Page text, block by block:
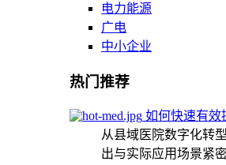
电力能源
广电
中小企业
热门推荐
如何快速有效
从县域医院数字化转
出与实际应用场景紧